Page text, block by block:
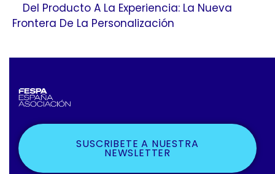
Del Producto A La Experiencia: La Nueva
Frontera De La Personalización
SUSCRIBETE A NUESTRA
NEWSLETTER